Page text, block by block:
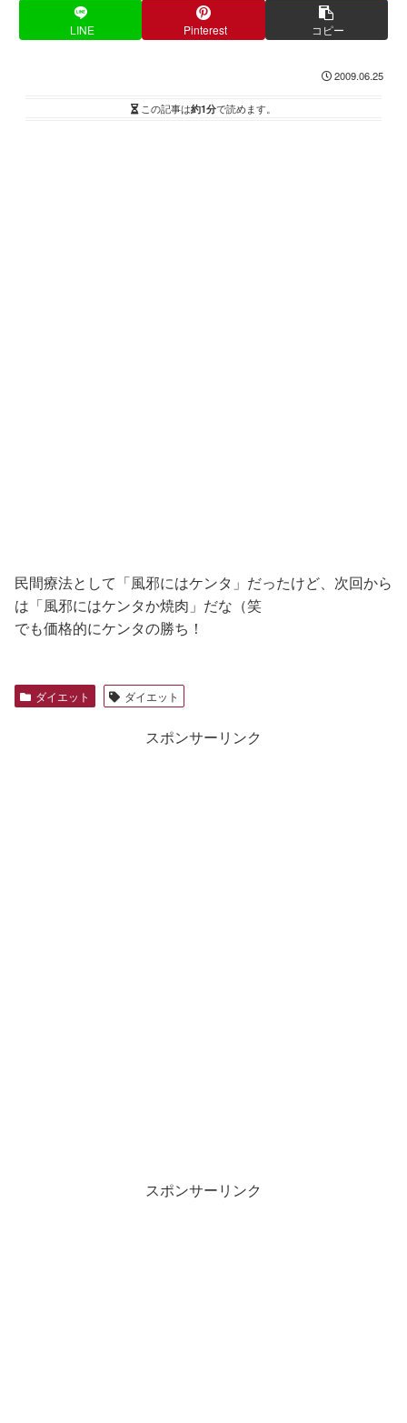
LINE Pinterest コピー
2009.06.25
この記事は約1分で読めます。
民間療法として「風邪にはケンタ」だったけど、次回から
は「風邪にはケンタか焼肉」だな（笑
でも価格的にケンタの勝ち！
ダイエット ダイエット
スポンサーリンク
スポンサーリンク